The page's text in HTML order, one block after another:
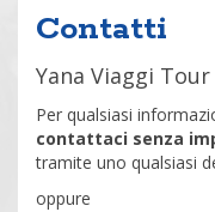
Contatti
Yana Viaggi
Per qualsiasi
contattaci senza
tramite uno qualsiasi
oppure